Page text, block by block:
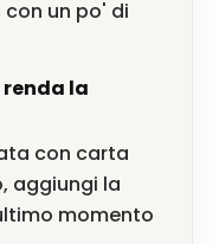
un po' di
la
con carta
aggiungi la
momento